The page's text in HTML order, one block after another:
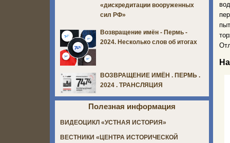
«дискредитации вооруженных
сил РФ»
Возвращение имён - Пермь -
2024. Несколько слов об итогах
ВОЗВРАЩЕНИЕ ИМЁН . ПЕРМЬ .
2024 . ТРАНСЛЯЦИЯ
Полезная информация
ВИДЕОЦИКЛ «УСТНАЯ ИСТОРИЯ»
ВЕСТНИКИ «ЦЕНТРА ИСТОРИЧЕСКОЙ